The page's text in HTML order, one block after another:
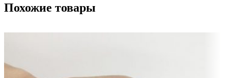
Похожие товары